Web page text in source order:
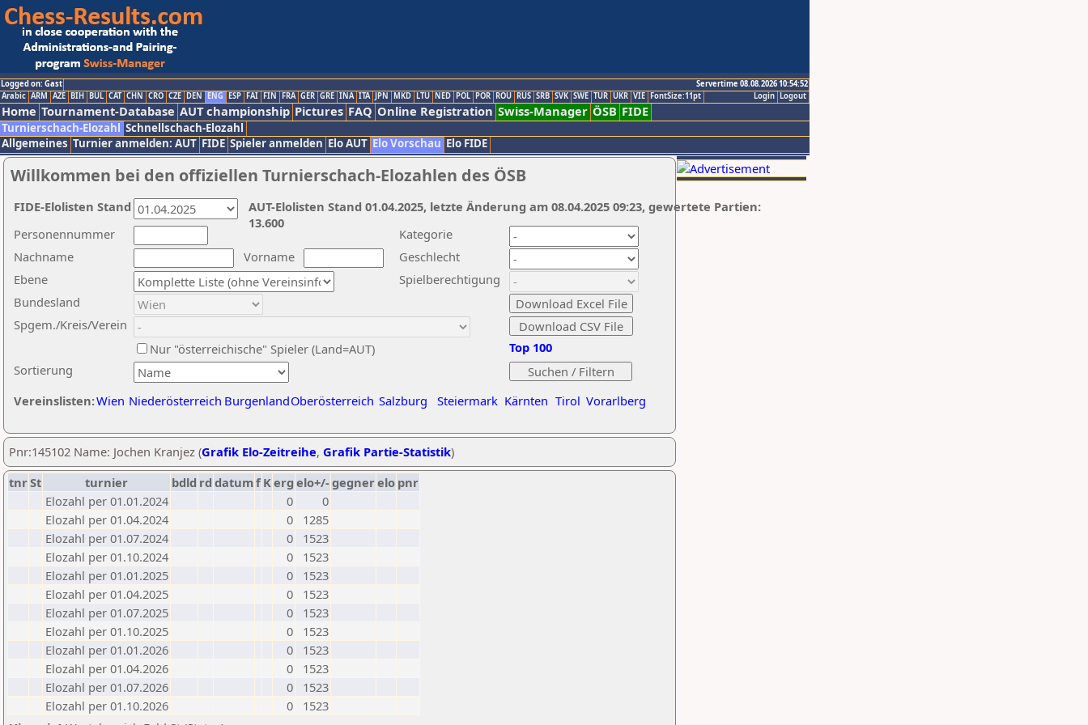
Logged on: Gast
Servertime 08.08.2026 10:54:52
Logout
Login
Arabic ARM AZE BIH BUL CAT CHN CRO CZE DEN ENG ESP FAI FIN FRA GER GRE INA ITA JPN MKD LTU NED POL POR ROU RUS SRB SVK SWE TUR UKR VIE FontSize:11pt
Home Tournament-Database AUT championship Pictures FAQ Online Registration Swiss-Manager ÖSB FIDE
Turnierschach-Elozahl Schnellschach-Elozahl
Allgemeines Turnier anmelden: AUT FIDE Spieler anmelden Elo AUT Elo Vorschau Elo FIDE
Willkommen bei den offiziellen Turnierschach-Elozahlen des ÖSB
Nachname
Vorname
Ebene
Kategorie
Sortierung
Personennummer
Bundesland
Spgem./Kreis/Verein
Geschlecht
Nur "österreichische" Spieler (Land=AUT)
Spielberechtigung
Vereinslisten:Wien Niederösterreich BurgenlandOberösterreich Salzburg Steiermark Kärnten Tirol Vorarlberg
Top 100
AUT-Elolisten Stand 01.04.2025, letzte Änderung am 08.04.2025 09:23, gewertete Partien:
13.600
FIDE-Elolisten Stand
Pnr:145102 Name: Jochen Kranjez (Grafik Elo-Zeitreihe, Grafik Partie-Statistik)
tnrSt turnier bdld rd datumf Kerg elo+/-gegnerelo pnr
Elozahl per 01.01.2024
0
0
Elozahl per 01.04.2024
0
1285
Elozahl per 01.07.2024
0
1523
Elozahl per 01.10.2024
0
1523
Elozahl per 01.01.2025
0
1523
Elozahl per 01.04.2025
0
1523
Elozahl per 01.07.2025
0
1523
Elozahl per 01.10.2025
0
1523
Elozahl per 01.01.2026
0
1523
Elozahl per 01.04.2026
0
1523
Elozahl per 01.07.2026
0
1523
Elozahl per 01.10.2026
0
1523